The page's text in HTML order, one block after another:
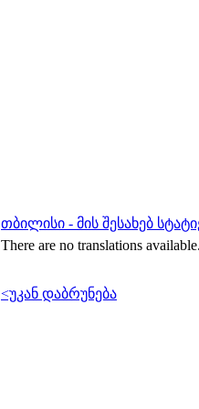
თბილისი - მის შესახებ
There are no translations available.
<უკან დაბრუნება